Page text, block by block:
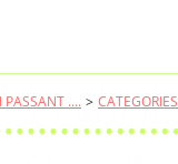
PASSANT .... > CATEGORIES